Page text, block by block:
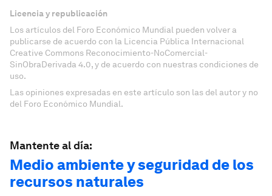
Licencia y republicación
Los artículos del Foro Económico Mundial pueden volver a
publicarse de acuerdo con la Licencia Pública Internacional
Creative Commons Reconocimiento-NoComercial-
SinObraDerivada 4.0, y de acuerdo con nuestras condiciones de
uso.
Las opiniones expresadas en este artículo son las del autor y no
del Foro Económico Mundial.
Mantente al día:
Medio ambiente y seguridad de los
recursos naturales